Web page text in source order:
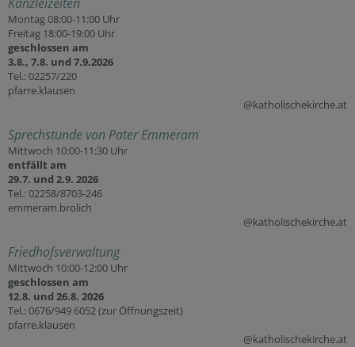
Montag 08:00-11:00 Uhr
Freitag 18:00-19:00 Uhr
geschlossen am
3.8., 7.8. und 7.9.2026
Tel.: 02257/220
pfarre.klausen
@katholischekirche.at
Sprechstunde von Pater Emmeram
Mittwoch 10:00-11:30 Uhr
entfällt am
29.7. und 2.9. 2026
Tel.: 02258/8703-246
emmeram.brolich
@katholischekirche.at
Friedhofsverwaltung
Mittwoch 10:00-12:00 Uhr
geschlossen am
12.8. und 26.8. 2026
Tel.: 0676/949 6052 (zur Öffnungszeit)
pfarre.klausen
@katholischekirche.at